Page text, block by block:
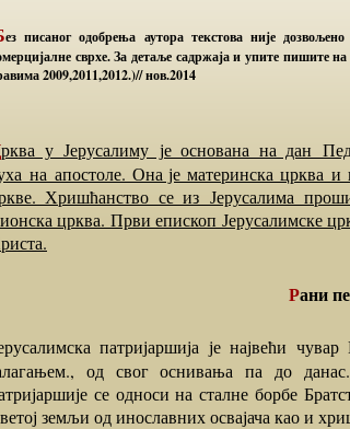
ез писаног одобрења аутора текстова није
сврхе. За детаље садржаја и упите пишите
2009,2011,2012.)// нов.2014
Светог
на апостоле. Она је материнска црква и
Хришћанство се из Јерусалима
црква. Први епископ Јерусалимске
Рани
од свог оснивања па до
се односи на сталне борбе
земљи од инославних освајача као и